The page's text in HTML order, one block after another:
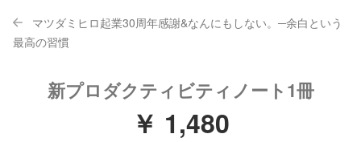
マツダミヒロ起業30周年感謝&なんにもしない。─余白という
最高の習慣
新プロダクティビティノート1冊
￥ 1,480